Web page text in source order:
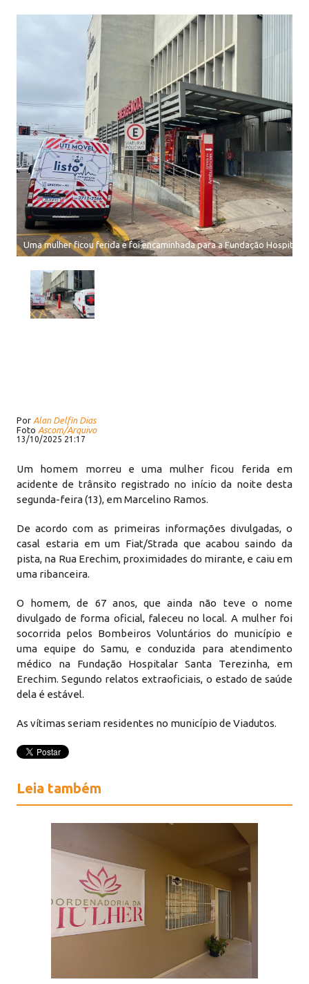
Uma mulher ficou ferida e foi encaminhada para a Fundação
Por Alan Delfin Dias
Foto Ascom/Arquivo
13/10/2025 21:17
Um homem morreu e uma mulher ficou ferida em
acidente de trânsito registrado no início da noite desta
segunda-feira (13), em Marcelino Ramos.
De acordo com as primeiras informações divulgadas, o
casal estaria em um Fiat/Strada que acabou saindo da
pista, na Rua Erechim, proximidades do mirante, e caiu em
uma ribanceira.
O homem, de 67 anos, que ainda não teve o nome
divulgado de forma oficial, faleceu no local. A mulher foi
socorrida pelos Bombeiros Voluntários do município e
uma equipe do Samu, e conduzida para atendimento
médico na Fundação Hospitalar Santa Terezinha, em
Erechim. Segundo relatos extraoficiais, o estado de saúde
dela é estável.
As vítimas seriam residentes no município de Viadutos.
Leia também